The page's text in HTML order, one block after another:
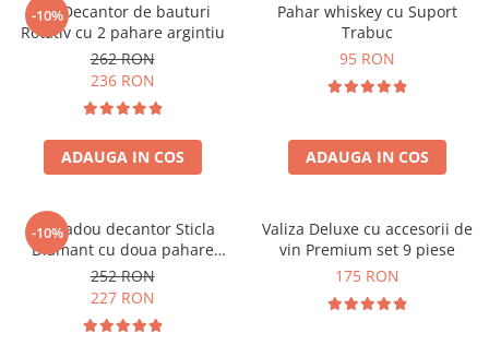
-10%
Set Decantor de bauturi
Rotativ cu 2 pahare argintiu
262 RON
236 RON
ADAUGA IN COS
Pahar whiskey cu Suport
Trabuc
95 RON
ADAUGA IN COS
-10%
Set cadou decantor Sticla
Diamant cu doua pahare
Deluxe
252 RON
227 RON
Valiza Deluxe cu accesorii de
vin Premium set 9 piese
175 RON